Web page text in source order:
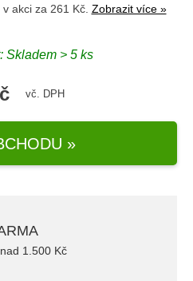
v akci za 261 Kč. Zobrazit více »
Skladem > 5 ks
vč. DPH
»
1.500 Kč